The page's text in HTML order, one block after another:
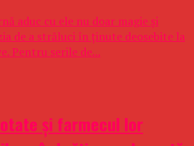
aduc cu ele nu doar magie și
de a străluci în ținute deosebite la
Pentru serile de...
și farmecul lor